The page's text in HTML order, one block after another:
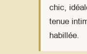
chic,
tenue
habillée.